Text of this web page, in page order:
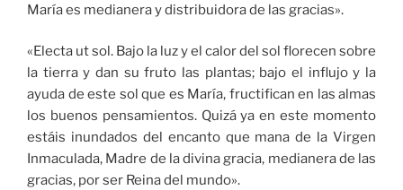
María es medianera y distribuidora de las gracias».
«Electa ut sol. Bajo la luz y el calor del sol florecen sobre
la tierra y dan su fruto las plantas; bajo el influjo y la
ayuda de este sol que es María, fructifican en las almas
los buenos pensamientos. Quizá ya en este momento
estáis inundados del encanto que mana de la Virgen
Inmaculada, Madre de la divina gracia, medianera de las
gracias, por ser Reina del mundo».